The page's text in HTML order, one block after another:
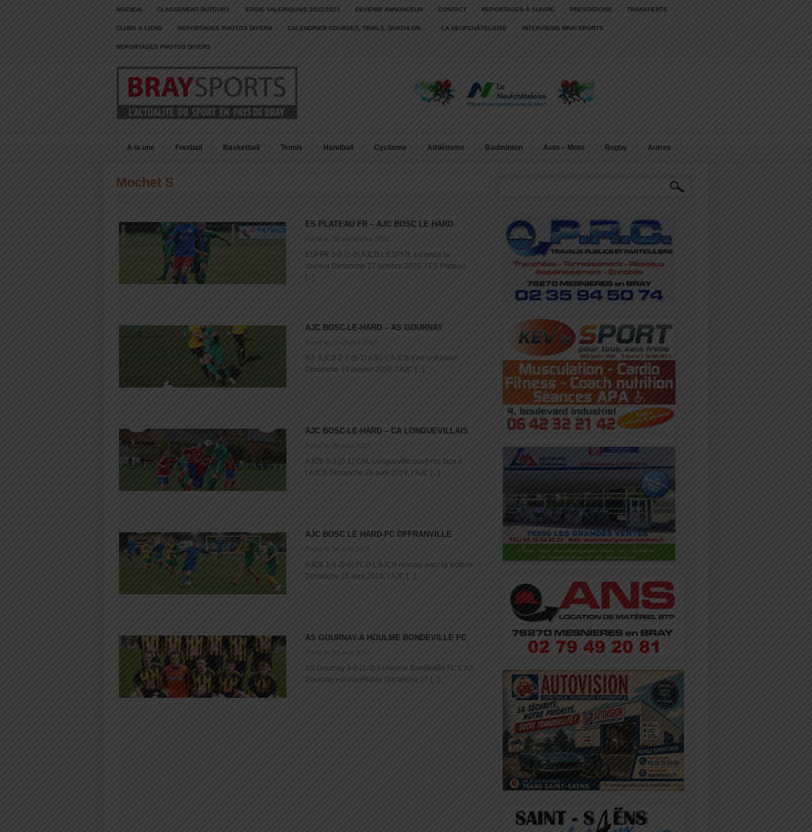
AGENDA CLASSEMENT BUTEURS STADE VALERIQUAIS 2022/2023 DEVENIR ANNONCEUR CONTACT REPORTAGES À SUIVRE PRESTATIONS TRANSFERTS
CLUBS & LIENS REPORTAGES PHOTOS DIVERS CALENDRIER COURSES, TRAILS, DUATHLON… LA NEUFCHÂTELOISE INTERVIEWS BRAYSPORTS
REPORTAGES PHOTOS DIVERS
A la une Football Basketball Tennis Handball Cyclisme Athlétisme Badminton Auto – Moto Rugby Autres
Mochet S
ES PLATEAU FR – AJC BOSC LE HARD
Posté le: 28 septembre 2020
ESPFR 3-0 (2-0) AJCB L’ESPFR annonce la
couleur Dimanche 27 octobre 2020, l’ES Plateau
[...]
AJC BOSC-LE-HARD – AS GOURNAY
Posté le: 20 janvier 2020
R3: AJCB 2-1 (0-1) ASG L’AJCB s’en sort bien!
Dimanche 19 janvier 2020, l’AJC [...]
AJC BOSC-LE-HARD – CA LONGUEVILLAIS
Posté le: 29 avril 2019
AJCB 0-3 (0-1) CAL Longueville confirme face à
l’AJCB Dimanche 28 avril 2019, l’AJC [...]
AJC BOSC LE HARD-FC OFFRANVILLE
Posté le: 16 avril 2018
AJCB 1-0 (0-0) FCO L’AJCB renoue avec la victoire
Dimanche 15 avril 2018, l’AJC [...]
AS GOURNAY-A HOULME BONDEVILLE FC
Posté le: 28 avril 2014
AS Gournay 3-0 (1-0) A Houlme Bondeville FC L’AS
Gournay est inarrêtable Dimanche 27 [...]